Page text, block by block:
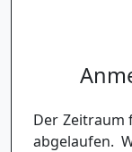
Der Zeitraum
abgelaufen.